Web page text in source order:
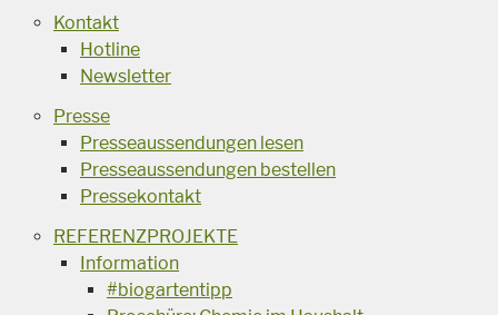
Kontakt
Hotline
Newsletter
Presse
Presseaussendungen lesen
Presseaussendungen bestellen
Pressekontakt
REFERENZPROJEKTE
Information
#biogartentipp